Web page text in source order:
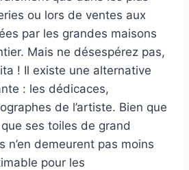
ou lors de ventes aux
par les grandes maisons
Mais ne désespérez pas,
! Il existe une alternative
: les dédicaces,
de l’artiste. Bien que
ses toiles de grand
n’en demeurent pas moins
pour les